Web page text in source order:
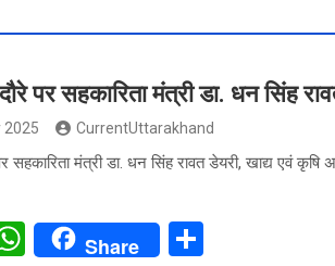
पर सहकारिता मंत्री डा. धन सिंह
2025 CurrentUttarakhand
सहकारिता मंत्री डा. धन सिंह रावत डेयरी, खाद्य एवं
W
Share